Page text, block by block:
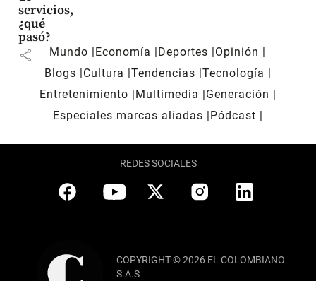
servicios,
¿qué
pasó?
share Mundo Economía Deportes
Opinión
Blogs
Cultura Tendencias Tecnología
Entretenimiento
Multimedia
Generación
Especiales marcas aliadas
Pódcast
REDES SOCIALES
COPYRIGHT © 2026 EL COLOMBIANO
S.A.S